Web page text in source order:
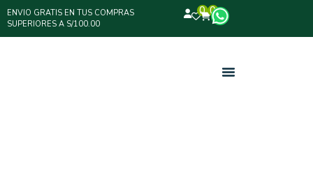
ENVIO GRATIS EN TUS COMPRAS
SUPERIORES A S/100.00
0 0